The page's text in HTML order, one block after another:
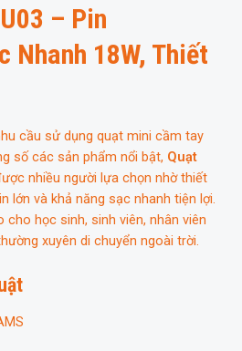
– Pin
Nhanh 18W, Thiết
cầu sử dụng quạt mini cầm tay
số các sản phẩm nổi bật, Quạt
nhiều người lựa chọn nhờ thiết
lớn và khả năng sạc nhanh tiện lợi.
cho học sinh, sinh viên, nhân viên
xuyên di chuyển ngoài trời.